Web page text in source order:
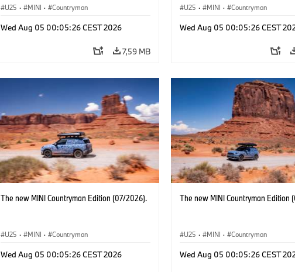
U25 · MINI · Countryman
Wed Aug 05 00:05:26 CEST 2026
7,59 MB
U25 · MINI · Countryman
Wed Aug 05 00:05:26 CEST
The new MINI Countryman Edition (07/2026).
U25 · MINI · Countryman
Wed Aug 05 00:05:26 CEST 2026
The new MINI Countryman Edition
U25 · MINI · Countryman
Wed Aug 05 00:05:26 CEST